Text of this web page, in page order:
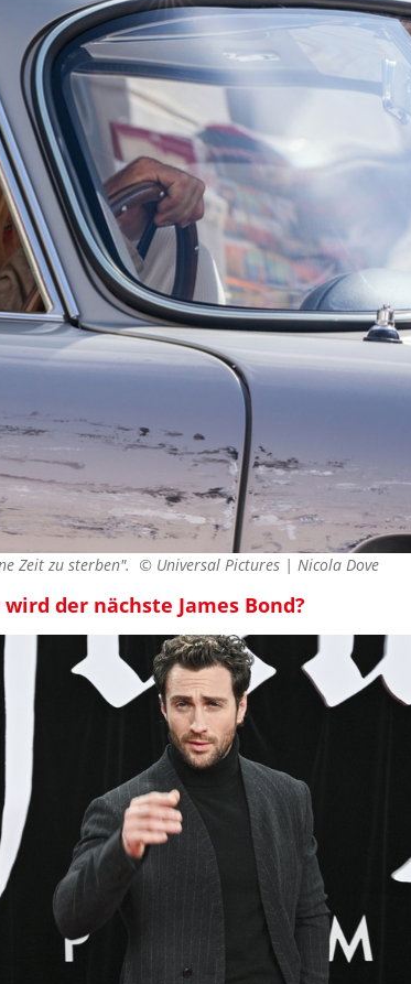
Zeit zu sterben". © Universal Pictures | Nicola Dove
der nächste James Bond?